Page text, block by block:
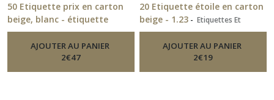
50 Etiquette prix en carton
beige, blanc - étiquette
ronde, rectangulaire, kraft
ou autocollante-Etiquettes Et
AJOUTER AU PANIER
2€47
20 Etiquette étoile en carton
beige - 1.23 - Etiquettes Et
Autocollants
AJOUTER AU PANIER
2€19